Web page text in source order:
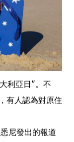
o
利亞日"。不
有人認為對原住
尼發出的報道